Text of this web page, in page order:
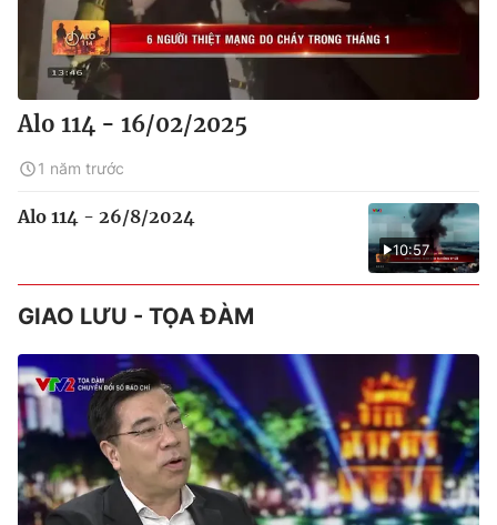
Alo 114 - 16/02/2025
1 năm trước
10:57
Alo 114 - 26/8/2024
GIAO LƯU - TỌA ĐÀM